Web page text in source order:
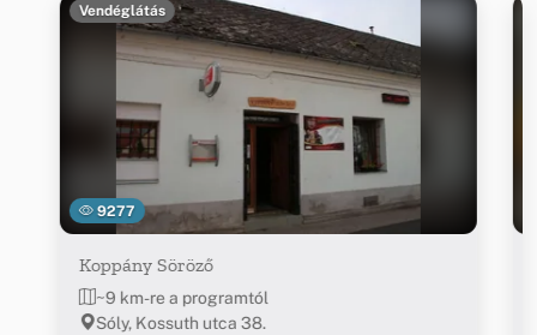
9277
Vendéglátás
Koppány Söröző
~9 km-re a programtól
Sóly, Kossuth utca 38.